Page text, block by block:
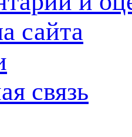
сайта
связь